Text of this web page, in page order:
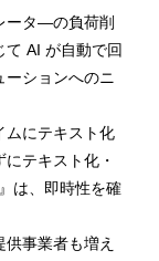
ータ―の負荷削
AI が自動で回
ションへのニ
ムにテキスト化
テキスト化・
は、即時性を確
事業者も増え